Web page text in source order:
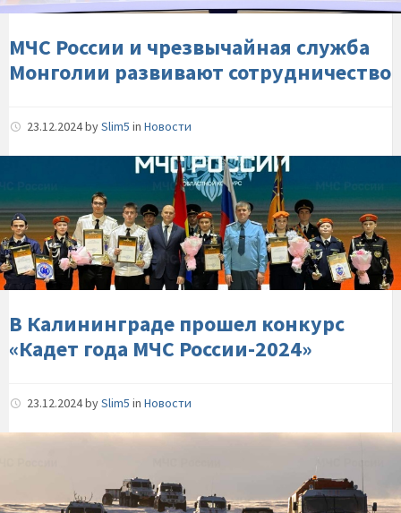
развивают-
сотрудничество
МЧС России и чрезвычайная служба
Монголии развивают сотрудничество
23.12.2024bySlim5 in Новости
В-
Калининграде-
прошел-
конкурс-«Кадет-
года-
МЧС-
России-2024»
В Калининграде прошел конкурс
«Кадет года МЧС России-2024»
23.12.2024bySlim5 in Новости
Экспедиция-
России-«Безопасная-
Арктика»:-